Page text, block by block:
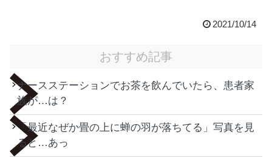
2021/10/14
おすすめ記事
ナースステーションでお茶を飲んでいたら、患者家
族が…は？
「最近なぜか畳の上に蝉の羽が落ちてる」写真を見
ると…あっ